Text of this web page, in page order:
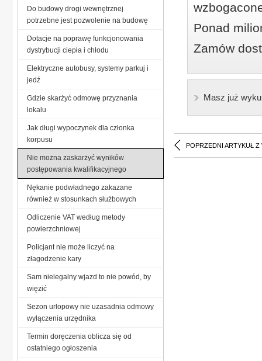
Ponad
Zamów
Masz już
POPRZEDNI ARTYKUŁ Z
Do budowy drogi wewnętrznej
potrzebne jest pozwolenie na budowę
Dotacje na poprawę funkcjonowania
dystrybucji ciepła i chłodu
Elektryczne autobusy, systemy parkuj i
jedź
Gdzie skarżyć odmowę przyznania
lokalu
Jak długi wypoczynek dla członka
korpusu
Nie można zaskarżyć wyników
postępowania kwalifikacyjnego
Nękanie podwładnego zakazane
również w stosunkach służbowych
Odliczenie VAT według metody
powierzchniowej
Policjant nie może liczyć na
złagodzenie kary
Sam nielegalny wjazd to nie powód, by
więzić
Sezon urlopowy nie uzasadnia odmowy
wyłączenia urzędnika
Termin doręczenia oblicza się od
ostatniego ogłoszenia